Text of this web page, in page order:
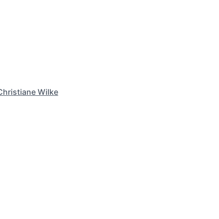
Wilke